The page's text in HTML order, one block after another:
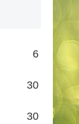
6
30
30